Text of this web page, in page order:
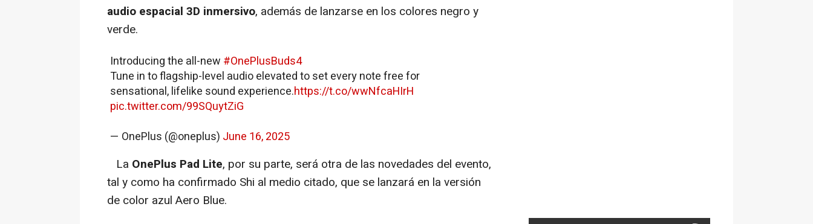
audio espacial 3D inmersivo, además de lanzarse en los colores negro y
verde.
Introducing the all-new #OnePlusBuds4
Tune in to flagship-level audio elevated to set every note free for
sensational, lifelike sound experience.https://t.co/wwNfcaHIrH
pic.twitter.com/99SQuytZiG
— OnePlus (@oneplus) June 16, 2025
La OnePlus Pad Lite, por su parte, será otra de las novedades del evento,
tal y como ha confirmado Shi al medio citado, que se lanzará en la versión
de color azul Aero Blue.